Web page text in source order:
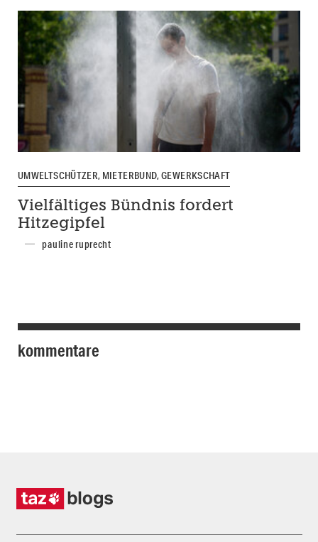
UMWELTSCHÜTZER, MIETERBUND, GEWERKSCHAFT
Vielfältiges Bündnis fordert
Hitzegipfel
pauline ruprecht
kommentare